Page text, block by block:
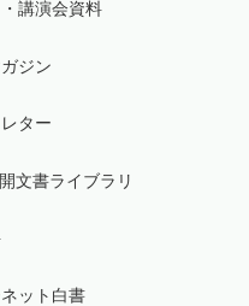
講演会資料
ジン
ター
文書ライブラリ
ット白書